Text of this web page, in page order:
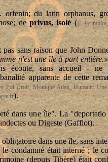
orfenin; du latinorphanus,
deprivus, isolé(L.Grimblot
sans raison que John
n'est une île à part entière.»
écoute, sans accueil - ne
apparente de cette
Pol Droit, Monique Atlan, Humain: Une
).
dans une île". La "deportatio
ou Digeste (Gaffiot).
dans une île, sans
condamné était interné ; le
(depuis Tibère) était